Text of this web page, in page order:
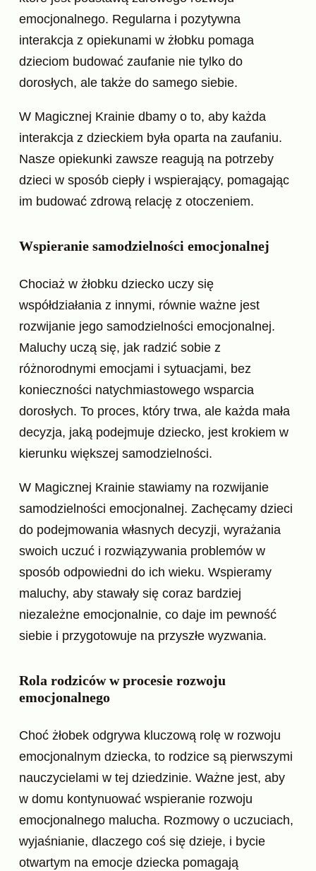
emocjonalnego. Regularna i pozytywna
interakcja z opiekunami w żłobku pomaga
dzieciom budować zaufanie nie tylko do
dorosłych, ale także do samego siebie.
W Magicznej Krainie dbamy o to, aby każda
interakcja z dzieckiem była oparta na zaufaniu.
Nasze opiekunki zawsze reagują na potrzeby
dzieci w sposób ciepły i wspierający, pomagając
im budować zdrową relację z otoczeniem.
Wspieranie samodzielności emocjonalnej
Chociaż w żłobku dziecko uczy się
współdziałania z innymi, równie ważne jest
rozwijanie jego samodzielności emocjonalnej.
Maluchy uczą się, jak radzić sobie z
różnorodnymi emocjami i sytuacjami, bez
konieczności natychmiastowego wsparcia
dorosłych. To proces, który trwa, ale każda mała
decyzja, jaką podejmuje dziecko, jest krokiem w
kierunku większej samodzielności.
W Magicznej Krainie stawiamy na rozwijanie
samodzielności emocjonalnej. Zachęcamy dzieci
do podejmowania własnych decyzji, wyrażania
swoich uczuć i rozwiązywania problemów w
sposób odpowiedni do ich wieku. Wspieramy
maluchy, aby stawały się coraz bardziej
niezależne emocjonalnie, co daje im pewność
siebie i przygotowuje na przyszłe wyzwania.
Rola rodziców w procesie rozwoju
emocjonalnego
Choć żłobek odgrywa kluczową rolę w rozwoju
emocjonalnym dziecka, to rodzice są pierwszymi
nauczycielami w tej dziedzinie. Ważne jest, aby
w domu kontynuować wspieranie rozwoju
emocjonalnego malucha. Rozmowy o uczuciach,
wyjaśnianie, dlaczego coś się dzieje, i bycie
otwartym na emocje dziecka pomagają